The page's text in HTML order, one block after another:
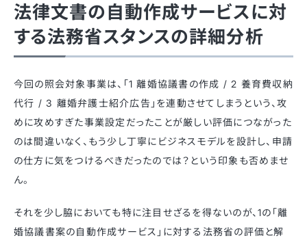
法律文書の自動作成サービスに対
する法務省スタンスの詳細分析
今回の照会対象事業は、「1 離婚協議書の作成 / 2 養育費収納
代行 / 3 離婚弁護士紹介広告」を連動させてしまうという、攻
めに攻めすぎた事業設定だったことが厳しい評価につながった
のは間違いなく、もう少し丁寧にビジネスモデルを設計し、申請
の仕方に気をつけるべきだったのでは？という印象も否めませ
ん。
それを少し脇においても特に注目せざるを得ないのが、1の「離
婚協議書案の自動作成サービス」に対する法務省の評価と解